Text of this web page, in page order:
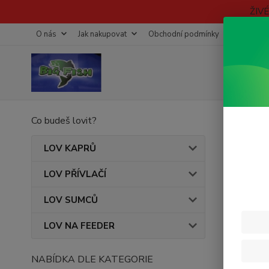
O nás Jak nakupovat Obchodní podmínky
Co budeš lovit?
LOV KAPRŮ
LOV PŘÍVLAČÍ
LOV SUMCŮ
LOV NA FEEDER
NABÍDKA DLE KATEGORIE